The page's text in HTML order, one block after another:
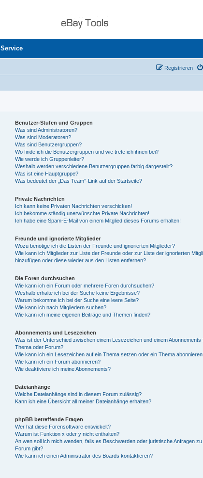
Service
Registrieren
Benutzer-Stufen und Gruppen
Was sind Administratoren?
Was sind Moderatoren?
Was sind Benutzergruppen?
Wo finde ich die Benutzergruppen und wie trete ich ihnen bei?
Wie werde ich Gruppenleiter?
Weshalb werden verschiedene Benutzergruppen farbig dargestellt?
Was ist eine Hauptgruppe?
Was bedeutet der „Das Team“-Link auf der Startseite?
Private Nachrichten
Ich kann keine Privaten Nachrichten verschicken!
Ich bekomme ständig unerwünschte Private Nachrichten!
Ich habe eine Spam-E-Mail von einem Mitglied dieses Forums erhalten!
Freunde und ignorierte Mitglieder
Wozu benötige ich die Listen der Freunde und ignorierten Mitglieder?
Wie kann ich Mitglieder zur Liste der Freunde oder zur Liste der ignorierten
hinzufügen oder diese wieder aus den Listen entfernen?
Die Foren durchsuchen
Wie kann ich ein Forum oder mehrere Foren durchsuchen?
Weshalb erhalte ich bei der Suche keine Ergebnisse?
Warum bekomme ich bei der Suche eine leere Seite?
Wie kann ich nach Mitgliedern suchen?
Wie kann ich meine eigenen Beiträge und Themen finden?
Abonnements und Lesezeichen
Was ist der Unterschied zwischen einem Lesezeichen und einem Abonnements
Thema oder Forum?
Wie kann ich ein Lesezeichen auf ein Thema setzen oder ein Thema
Wie kann ich ein Forum abonnieren?
Wie deaktiviere ich meine Abonnements?
Dateianhänge
Welche Dateianhänge sind in diesem Forum zulässig?
Kann ich eine Übersicht all meiner Dateianhänge erhalten?
phpBB betreffende Fragen
Wer hat diese Forensoftware entwickelt?
Warum ist Funktion x oder y nicht enthalten?
An wen soll ich mich wenden, falls es Beschwerden oder juristische Anfragen
Forum gibt?
Wie kann ich einen Administrator des Boards kontaktieren?